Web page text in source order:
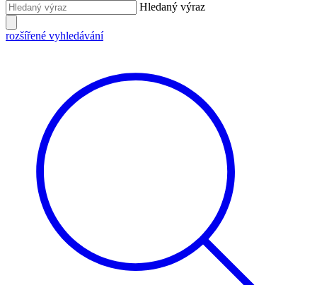
Hledaný výraz
rozšířené vyhledávání